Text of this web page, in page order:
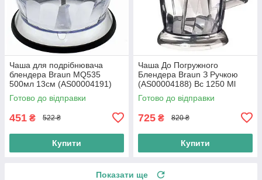
Чаша для подрібнювача
блендера Braun MQ535
500мл 13см (AS00004191)
Готово до відправки
451 ₴ 522 ₴
Купити
Чаша До Погружного
Блендера Braun З Ручкою
(AS00004188) Bc 1250 Ml
Готово до відправки
725 ₴ 820 ₴
Купити
Показати ще